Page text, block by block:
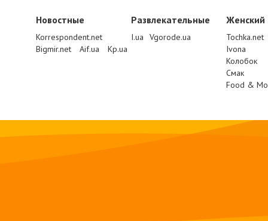
Новостные
Korrespondent.net
Bigmir.net
Aif.ua Kp.ua
Развлекатeльные
I.ua Vgorode.ua
Женский
Tochka.net
Ivona
Колобок
Смак
Food &